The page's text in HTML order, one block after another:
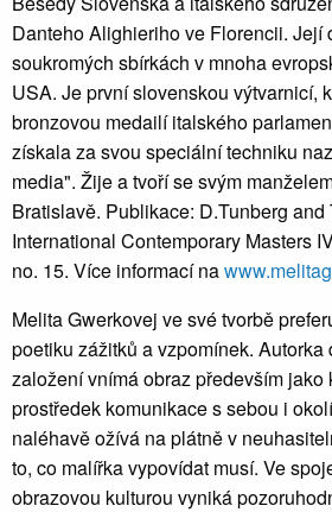
Danteho Alighieriho ve Florencii. Její
soukromých sbírkách v mnoha
USA. Je první slovenskou výtvarnicí,
bronzovou medailí italského
získala za svou speciální techniku
media". Žije a tvoří se svým
Bratislavě. Publikace: D.Tunberg and
International Contemporary Masters
no. 15. Více informací na
Melita Gwerkovej ve své tvorbě
poetiku zážitků a vzpomínek.
založení vnímá obraz především jako
prostředek komunikace s sebou i
naléhavě ožívá na plátně v
to, co malířka vypovídat musí. Ve
obrazovou kulturou vyniká